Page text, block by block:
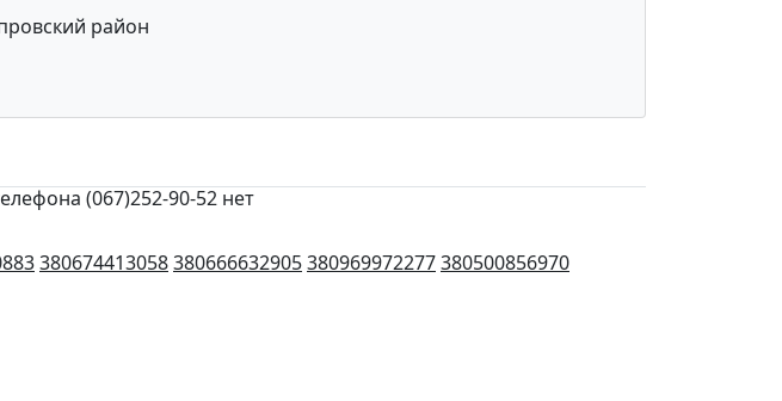
район
(067)252-90-52 нет
380674413058380666632905380969972277380500856970